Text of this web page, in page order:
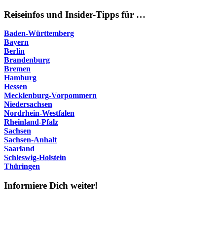
nach:
Reiseinfos und Insider-Tipps für …
Baden-Württemberg
Bayern
Berlin
Brandenburg
Bremen
Hamburg
Hessen
Mecklenburg-Vorpommern
Niedersachsen
Nordrhein-Westfalen
Rheinland-Pfalz
Sachsen
Sachsen-Anhalt
Saarland
Schleswig-Holstein
Thüringen
Informiere Dich weiter!